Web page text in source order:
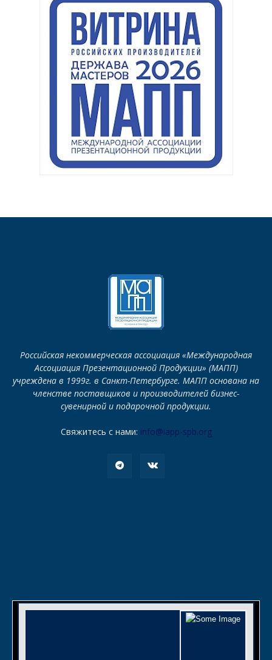
Российская некоммерческая ассоциация «Международная
Ассоциация Презентационной Продукции» (МАПП)
учреждена в 1999г. в Санкт-Петербурге. МАПП основана на
членстве поставщиков и производителей бизнес-
сувенирной и подарочной продукции.
Свяжитесь с нами: info@iapp-spb.org